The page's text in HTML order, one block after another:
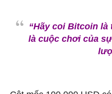
“Hãy coi Bitcoin là
là cuộc chơi của